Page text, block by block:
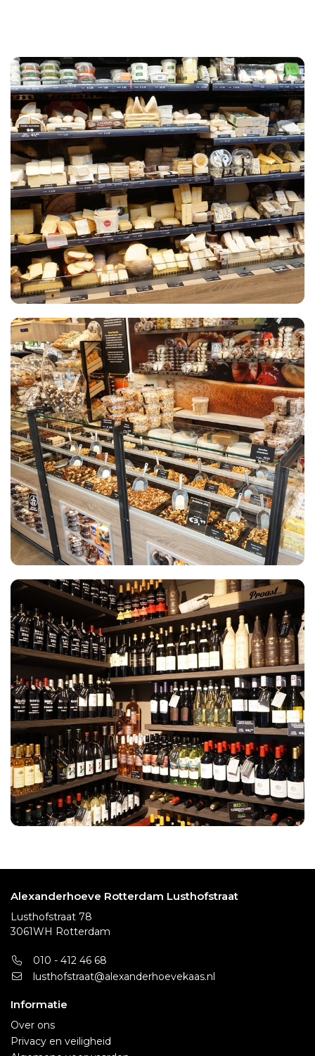
Alexanderhoeve Rotterdam Lusthofstraat
Lusthofstraat 78
3061WH Rotterdam
010 - 412 46 68
lusthofstraat@alexanderhoevekaas.nl
Informatie
Over ons
Privacy en veiligheid